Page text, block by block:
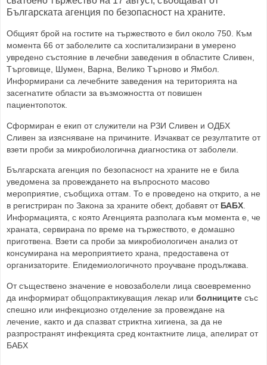
Българската агенция по безопасност на храните.
Общият брой на гостите на тържеството е бил около 750. Към
момента 66 от заболелите са хоспитализирани в умерено
увредено състояние в лечебни заведения в областите Сливен,
Търговище, Шумен, Варна, Велико Търново и Ямбол.
Информирани са лечебните заведения на територията на
засегнатите области за възможността от повишен
пациентопоток.
Сформиран е екип от служители на РЗИ Сливен и ОДБХ
Сливен за изясняване на причините. Изчакват се резултатите от
взети проби за микробиологична диагностика от заболели.
Българската агенция по безопасност на храните не е била
уведомена за провеждането на въпросното масово
мероприятие, съобщиха оттам. То е проведено на открито, а не
в регистриран по Закона за храните обект, добавят от БАБХ
Информацията, с която Агенцията разполага към момента е, че
храната, сервирана по време на тържеството, е домашно
приготвена. Взети са проби за микробиологичен анализ от
консумирана на мероприятието храна, предоставена от
организаторите. Епидемиологичното проучване продължава.
От съществено значение е новозаболели лица своевременно
да информират общопрактикуващия лекар или болниците със
спешно или инфекциозно отделение за провеждане на
лечение, както и да спазват стриктна хигиена, за да не
разпространят инфекцията сред контактните лица, апелират от
БАБХ